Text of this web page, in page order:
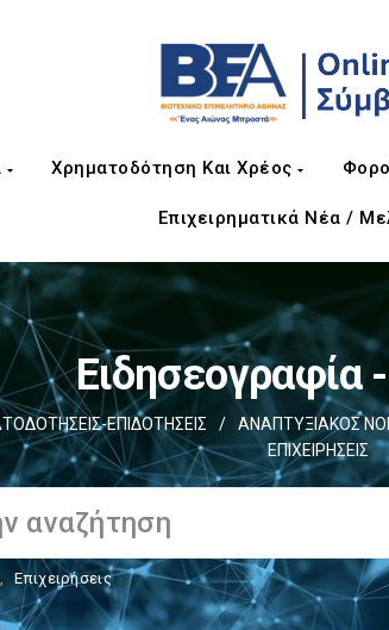
Χρηματοδότηση Και Χρέος
Επιχειρηματικά Νέα /
Ειδησεογραφία
ΕΠΙΔΟΤΗΣΕΙΣ / ΑΝΑΠΤΥΞΙΑΚΟΣ
ΕΠΙΧΕΙΡΗΣΕΙΣ
, Επιχειρήσεις